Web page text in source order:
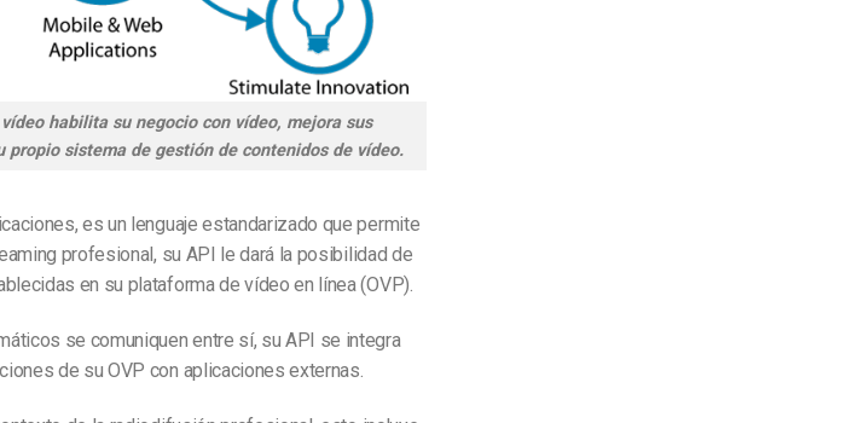
habilita su negocio con vídeo, mejora sus
sistema de gestión de contenidos de vídeo.
es un lenguaje estandarizado que permite
profesional, su API le dará la posibilidad de
en su plataforma de vídeo en línea (OVP).
se comuniquen entre sí, su API se integra
de su OVP con aplicaciones externas.